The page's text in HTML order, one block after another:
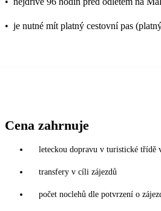
• je nutné mít platný cestovní pas
Cena zahrnuje
leteckou dopravu v turistické třídě
transfery v cíli zájezdů
počet noclehů dle potvrzení o